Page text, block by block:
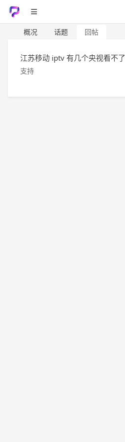
概况 话题 回帖
江苏移动 iptv 有几个央视看不了
支持